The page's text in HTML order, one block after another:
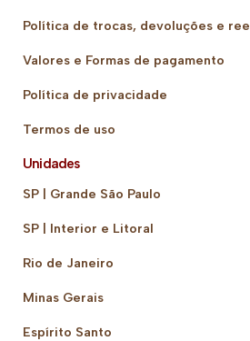
Política de trocas, devoluções e
Valores e Formas de pagamento
Política de privacidade
Termos de uso
Unidades
SP | Grande São Paulo
SP | Interior e Litoral
Rio de Janeiro
Minas Gerais
Espírito Santo